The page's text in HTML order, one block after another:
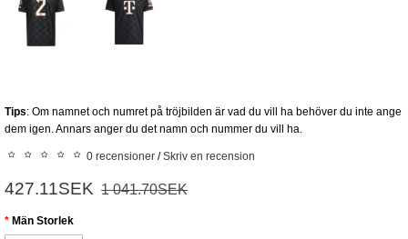
Tips: Om namnet och numret på tröjbilden är vad du vill ha behöver du inte ange
dem igen. Annars anger du det namn och nummer du vill ha.
0 recensioner /Skriv en recension
427.11SEK 1 041.70SEK
Män Storlek